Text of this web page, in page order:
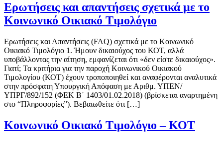
Ερωτήσεις και απαντήσεις σχετικά με το
Κοινωνικό Οικιακό Τιμολόγιο
Ερωτήσεις και Απαντήσεις (FAQ) σχετικά με το Κοινωνικό
Οικιακό Τιμολόγιο 1. Ήμουν δικαιούχος του ΚΟΤ, αλλά
υποβάλλοντας την αίτηση, εμφανίζεται ότι «δεν είστε δικαιούχος».
Γιατί; Τα κριτήρια για την παροχή Κοινωνικού Οικιακού
Τιμολογίου (ΚΟΤ) έχουν τροποποιηθεί και αναφέρονται αναλυτικά
στην πρόσφατη Υπουργική Απόφαση με Αριθμ. ΥΠΕΝ/
ΥΠΡΓ/892/152 (ΦΕΚ Β΄ 1403/01.02.2018) (βρίσκεται αναρτημένη
στo “Πληροφορίες”). Βεβαιωθείτε ότι […]
Κοινωνικό Οικιακό Τιμολόγιο – ΚΟΤ